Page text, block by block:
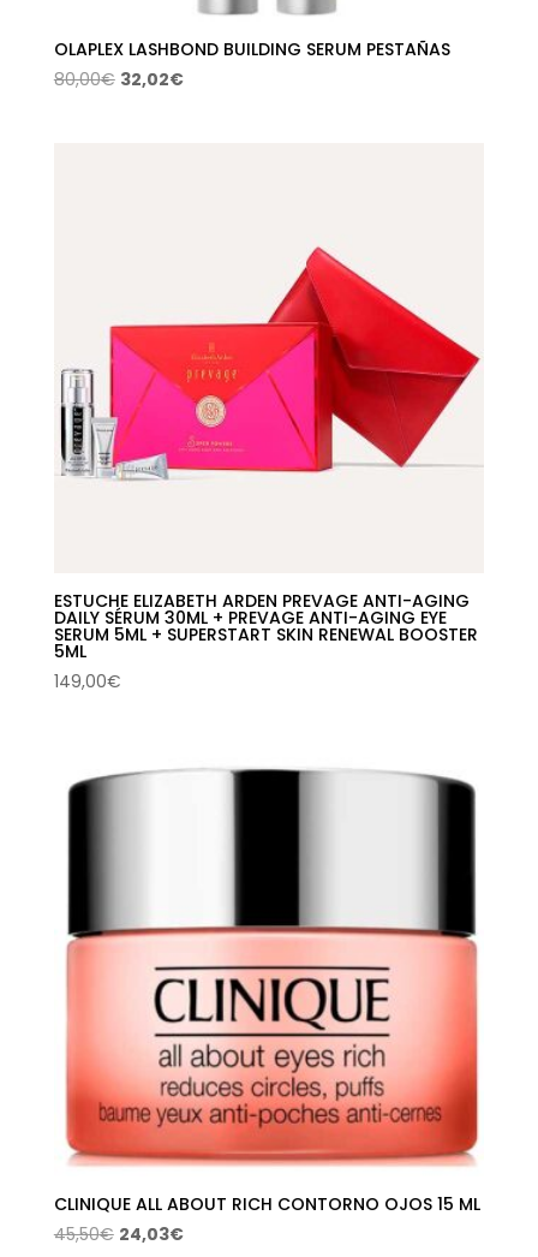
OLAPLEX LASHBOND BUILDING SERUM PESTAÑAS
80,00€ El
32,02€El
ESTUCHE ELIZABETH ARDEN PREVAGE ANTI-AGING
DAILY SÉRUM 30ML + PREVAGE ANTI-AGING EYE
SERUM 5ML + SUPERSTART SKIN RENEWAL BOOSTER
5ML
149,00€
CLINIQUE ALL ABOUT RICH CONTORNO OJOS 15 ML
45,50€ El
24,03€El